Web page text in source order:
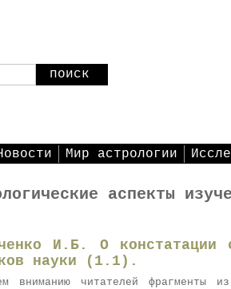
поиск
Мир астрологии
аспекты
И.Б. О констатации
науки (1.1).
вниманию читателей фрагменты